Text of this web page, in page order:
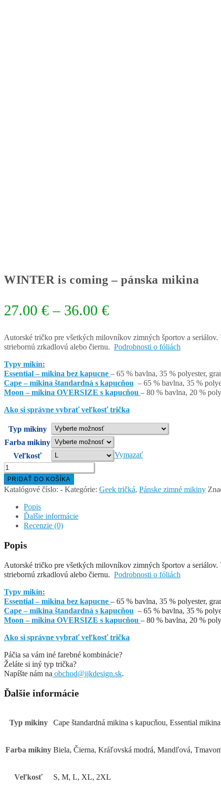
WINTER is coming – pánska mikina
27.00 € – 36.00 €Price
27.00 €
through
36.00 €
Autorské tričko pre všetkých milovníkov zimných športov a
striebornú zrkadlovú alebo čiernu. Podrobnosti o fóliách
Typy mikín:
Essential – mikina bez kapucne – 65 % bavlna, 35 % polyester,
Cape – mikina štandardná s kapucňou – 65 % bavlna, 35 %
Moon – mikina OVERSIZE s kapucňou – 80 % bavlna, 20 %
Ako si správne vybrať veľkosť trička
Typ mikiny
Farba mikiny
Veľkosť
Vymazať
množstvo
WINTER
is
coming
pánska
mikina
PRIDAŤ DO KOŠÍKA
Katalógové číslo: - Kategórie: Geek tričká, Pánske zimné mikiny
Popis
Ďalšie informácie
Recenzie (0)
Popis
Autorské tričko pre všetkých milovníkov zimných športov a
striebornú zrkadlovú alebo čiernu. Podrobnosti o fóliách
Typy mikín:
Essential – mikina bez kapucne – 65 % bavlna, 35 % polyester,
Cape – mikina štandardná s kapucňou – 65 % bavlna, 35 %
Moon – mikina OVERSIZE s kapucňou – 80 % bavlna, 20 %
Ako si správne vybrať veľkosť trička
Páčia sa vám iné farebné kombinácie?
Želáte si iný typ trička?
Napíšte nám na obchod@ijkdesign.sk.
Ďalšie informácie
Typ mikiny Cape štandardná mikina s kapucňou, Essential
Farba mikiny Biela, Čierna, Kráľovská modrá, Mandľová,
Veľkosť S, M, L, XL, 2XL